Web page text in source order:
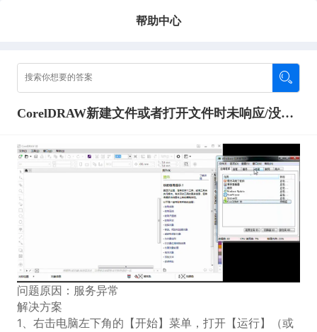
帮助中心
CorelDRAW新建文件或者打开文件时未响应/没有反应
问题原因：服务异常
解决方案
1、右击电脑左下角的【开始】菜单，打开【运行】（或